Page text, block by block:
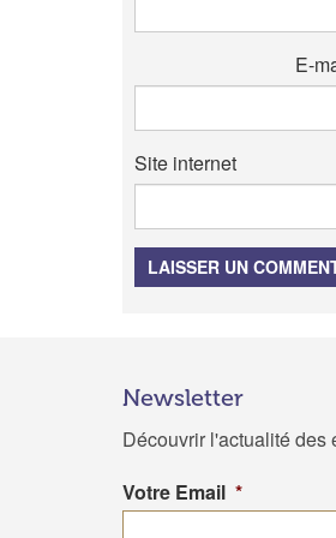
E-
Site internet
LAISSER UN
Newsletter
Découvrir l'actualité des
Votre Email *